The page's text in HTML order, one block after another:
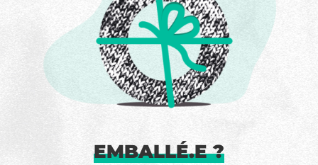
EMBALLÉ.E ?